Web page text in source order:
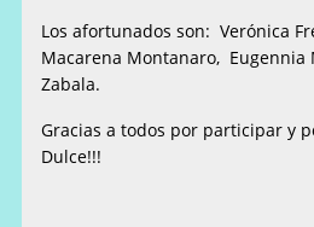
Los afortunados son: Verónica
Macarena Montanaro, Eugennia
Zabala.
Gracias a todos por participar y
Dulce!!!